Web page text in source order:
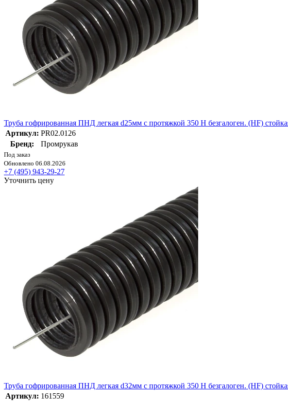
Труба гофрированная ПНД легкая d25мм с протяжкой 350 Н безгалоген. (HF)
Артикул: PR02.0126
Бренд:
Промрукав
Под заказ
Обновлено 06.08.2026
+7 (495) 943-29-27
Уточнить цену
Труба гофрированная ПНД легкая d32мм с протяжкой 350 Н безгалоген. (HF)
Артикул: 161559